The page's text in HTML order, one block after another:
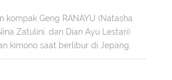
kompak Geng RANAYU (Natasha
Zatulini, dan Dian Ayu Lestari)
kimono saat berlibur di Jepang.